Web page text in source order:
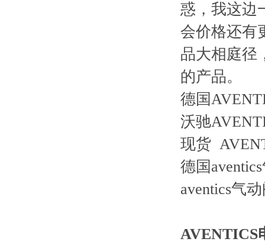
惑，我这边
会价格还有
品大相庭径
的产品。
德国
沃驰
现货
德国
aventics气
AVENTICS